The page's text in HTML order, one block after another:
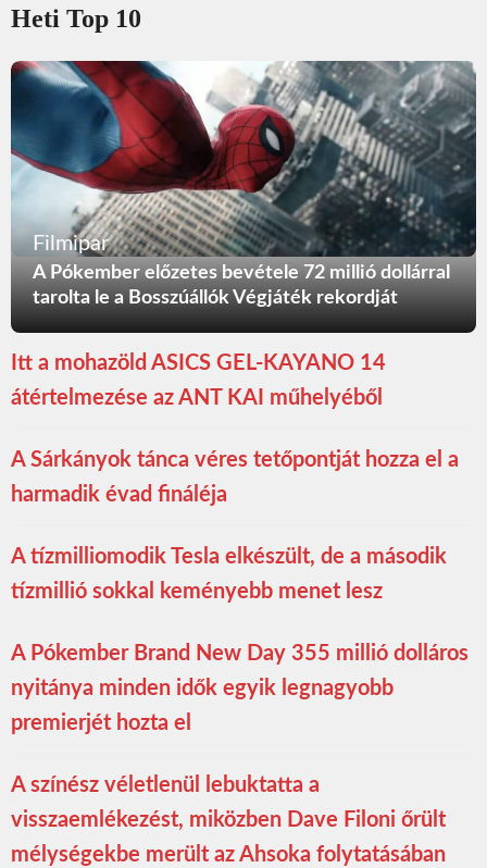
Heti Top 10
Filmipar
A Pókember előzetes bevétele 72 millió dollárral
tarolta le a Bosszúállók Végjáték rekordját
Itt a mohazöld ASICS GEL-KAYANO 14
átértelmezése az ANT KAI műhelyéből
A Sárkányok tánca véres tetőpontját hozza el a
harmadik évad fináléja
A tízmilliomodik Tesla elkészült, de a második
tízmillió sokkal keményebb menet lesz
A Pókember Brand New Day 355 millió dolláros
nyitánya minden idők egyik legnagyobb
premierjét hozta el
A színész véletlenül lebuktatta a
visszaemlékezést, miközben Dave Filoni őrült
mélységekbe merült az Ahsoka folytatásában